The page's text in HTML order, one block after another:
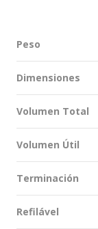
Peso
Dimensiones
Volumen Total
Volumen Útil
Terminación
Refilável